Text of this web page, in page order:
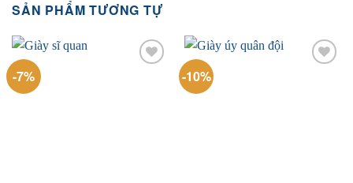
SẢN PHẨM TƯƠNG TỰ
-7% -10%